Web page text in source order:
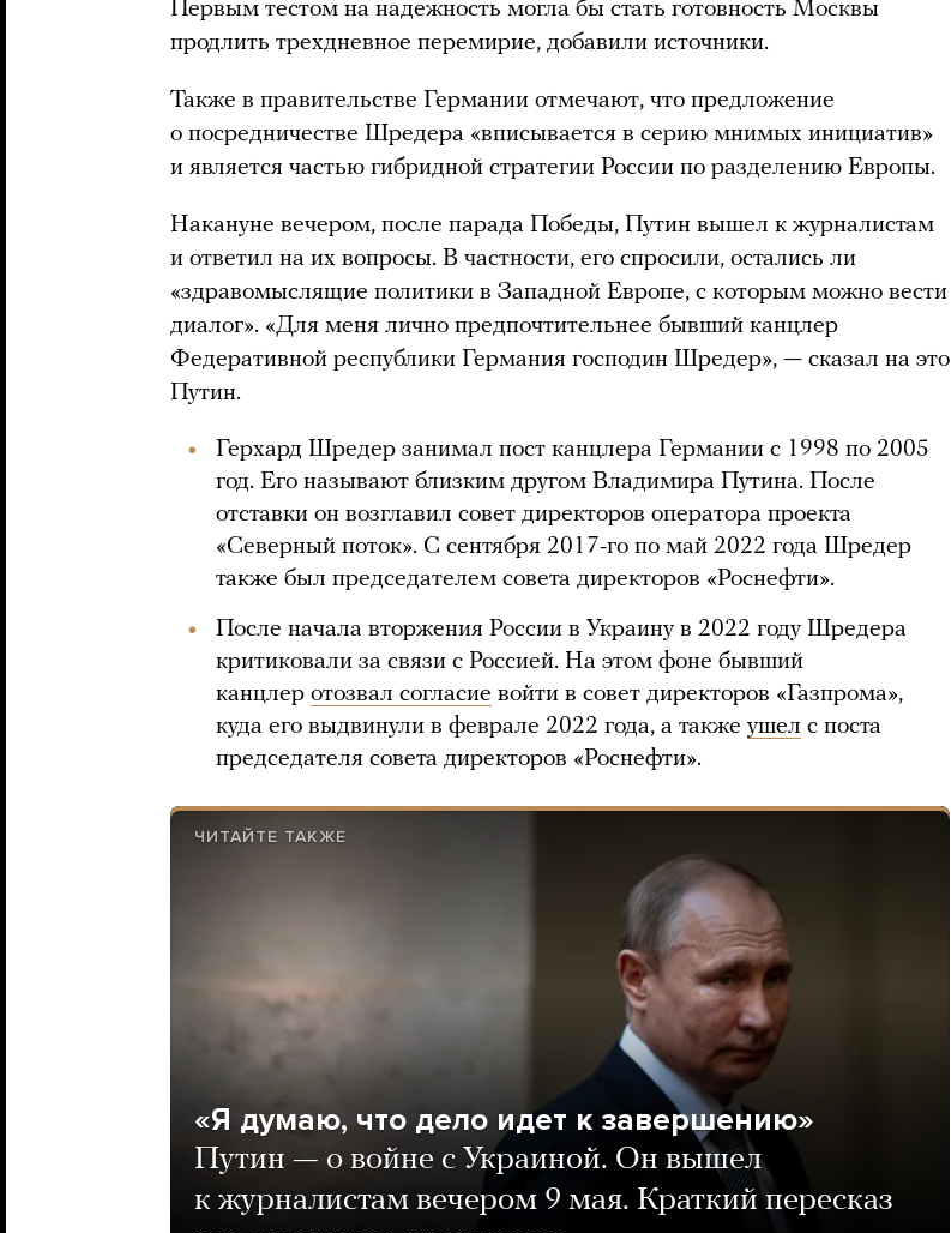
Первым тестом на надежность могла бы стать готовность Москвы
продлить трехдневное перемирие, добавили источники.
Также в правительстве Германии отмечают, что предложение
о посредничестве Шредера «вписывается в серию мнимых инициатив»
и является частью гибридной стратегии России по разделению Европы.
Накануне вечером, после парада Победы, Путин вышел к журналистам
и ответил на их вопросы. В частности, его спросили, остались ли
«здравомыслящие политики в Западной Европе, с которым можно вести
диалог». «Для меня лично предпочтительнее бывший канцлер
Федеративной республики Германия господин Шредер», — сказал на это
Путин.
Герхард Шредер занимал пост канцлера Германии с 1998 по 2005
год. Его называют близким другом Владимира Путина. После
отставки он возглавил совет директоров оператора проекта
«Северный поток». С сентября 2017-го по май 2022 года Шредер
также был председателем совета директоров «Роснефти».
После начала вторжения России в Украину в 2022 году Шредера
критиковали за связи с Россией. На этом фоне бывший
канцлер отозвал согласие войти в совет директоров «Газпрома»,
куда его выдвинули в феврале 2022 года, а также ушел с поста
председателя совета директоров «Роснефти».
ЧИТАЙТЕ ТАКЖЕ
«Я думаю, что дело идет к завершению»
Путин — о войне с Украиной. Он вышел
к журналистам вечером 9 мая. Краткий пересказ